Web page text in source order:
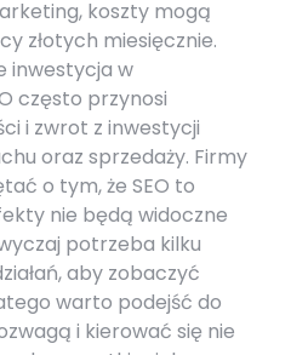
koszty mogą
złotych miesięcznie.
inwestycja w
często przynosi
i zwrot z inwestycji
oraz sprzedaży. Firmy
o tym, że SEO to
nie będą widoczne
potrzeba kilku
aby zobaczyć
warto podejść do
i kierować się nie